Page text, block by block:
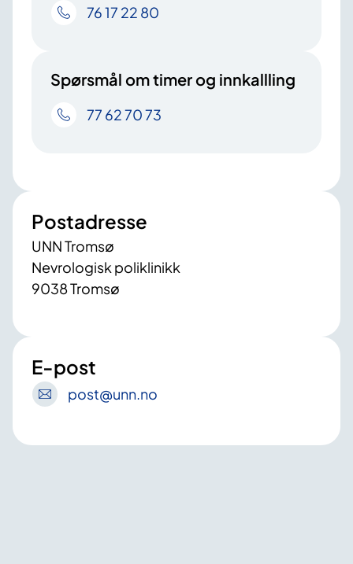
76 17 22 80
Spørsmål om timer og innkallling
77 62 70 73
Postadresse
UNN Tromsø
Nevrologisk poliklinikk
9038 Tromsø
E-post
post@unn.no